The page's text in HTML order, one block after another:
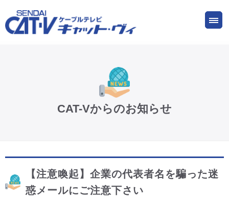
CAT-Vからのお知らせ
【注意喚起】企業の代表者名を騙った迷
惑メールにご注意下さい
仙台CATV キャット・ヴィってなに?
ケーブルプラス電話